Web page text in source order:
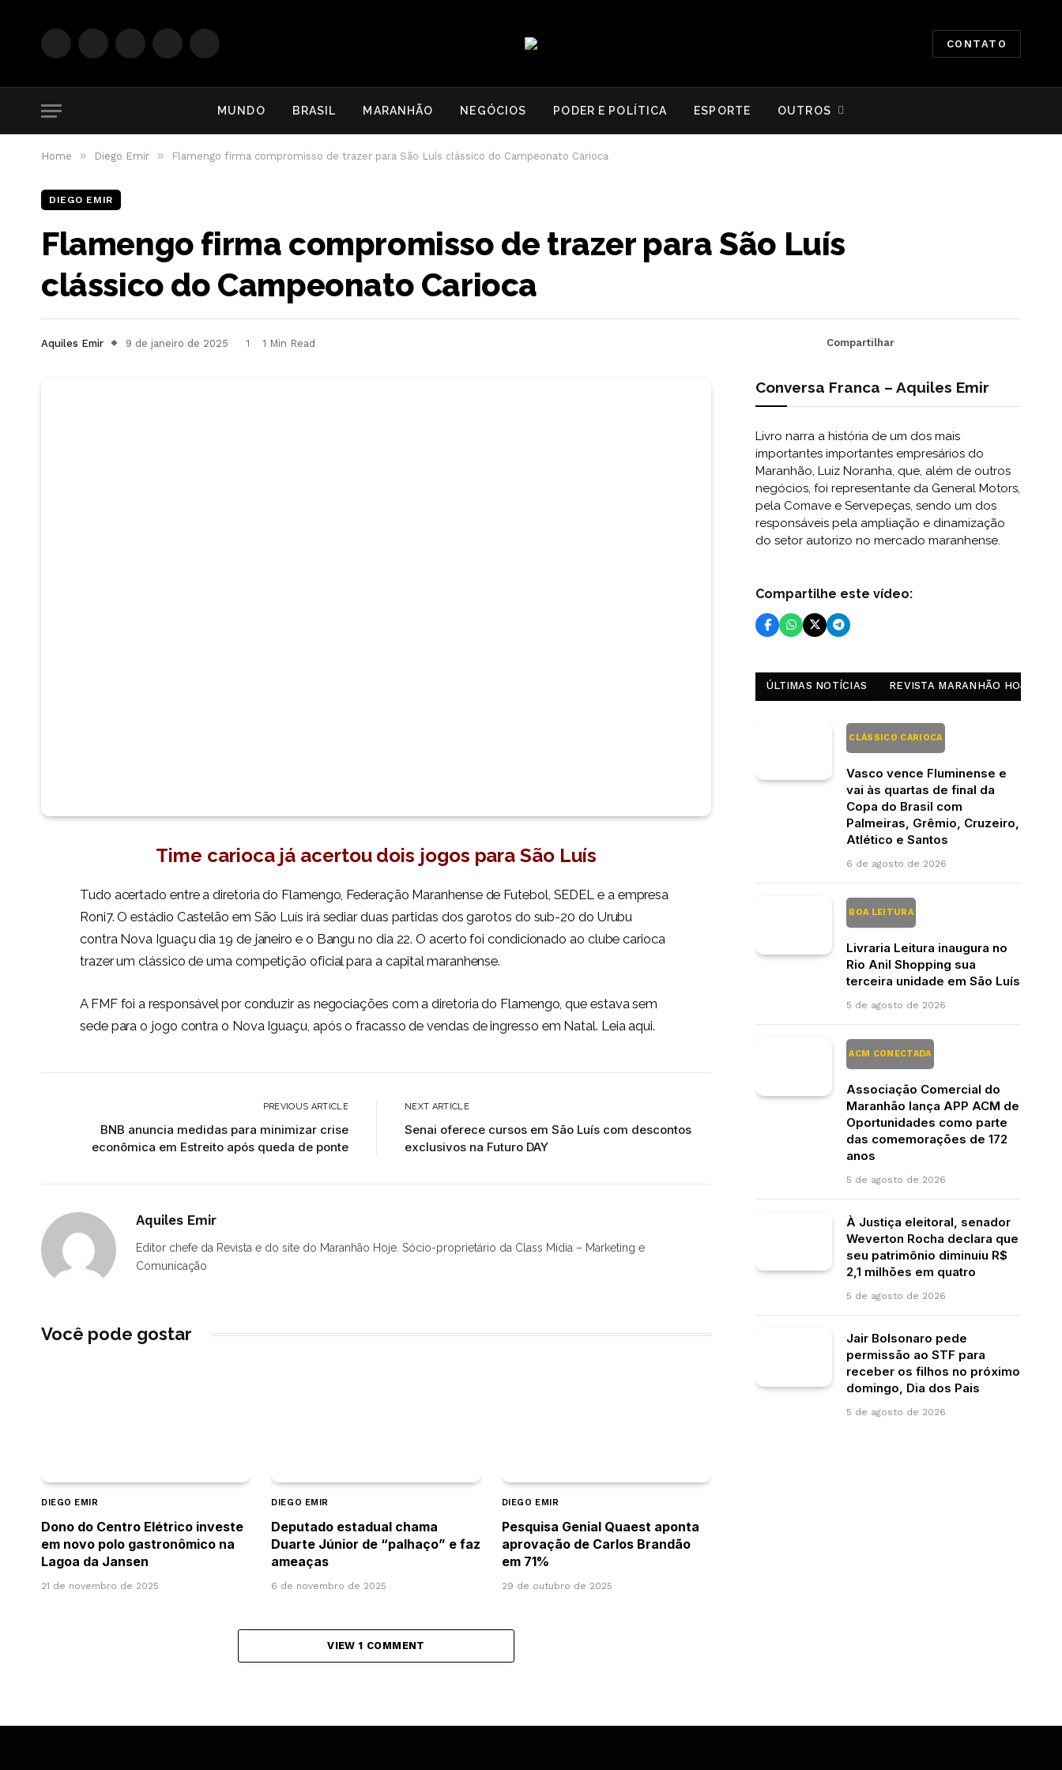
FacebookInstagramYouTube WhatsApp
RSS
CONTATO
MUNDO BRASIL MARANHÃO NEGÓCIOS PODER E POLÍTICA ESPORTE OUTROS
Home » Diego Emir » Flamengo firma compromisso de trazer para São Luís clássico do Campeonato Carioca
DIEGO EMIR
Flamengo firma compromisso de trazer para São Luís
clássico do Campeonato Carioca
Aquiles Emir 9 de janeiro de 2025 1 1 Min Read Compartilhar
Time carioca já acertou dois jogos para São Luís
Tudo acertado entre a diretoria do Flamengo, Federação Maranhense de Futebol, SEDEL e a empresa
Roni7. O estádio Castelão em São Luís irá sediar duas partidas dos garotos do sub-20 do Urubu
contra Nova Iguaçu dia 19 de janeiro e o Bangu no dia 22. O acerto foi condicionado ao clube carioca
trazer um clássico de uma competição oficial para a capital maranhense.
A FMF foi a responsável por conduzir as negociações com a diretoria do Flamengo, que estava sem
sede para o jogo contra o Nova Iguaçu, após o fracasso de vendas de ingresso em Natal. Leiaaqui.
PREVIOUS ARTICLE
BNB anuncia medidas para minimizar crise
econômica em Estreito após queda de ponte
NEXT ARTICLE
Senai oferece cursos em São Luís com descontos
exclusivos na Futuro DAY
Aquiles Emir
Editor chefe da Revista e do site do Maranhão Hoje. Sócio-proprietário da Class Mídia – Marketing e
Comunicação
Você pode gostar
DIEGO EMIR
Dono do Centro Elétrico investe
em novo polo gastronômico na
Lagoa da Jansen
21 de novembro de 2025
DIEGO EMIR
Deputado estadual chama
Duarte Júnior de “palhaço” e faz
ameaças
6 de novembro de 2025
DIEGO EMIR
Pesquisa Genial Quaest aponta
aprovação de Carlos Brandão
em 71%
29 de outubro de 2025
VIEW 1 COMMENT
Conversa Franca – Aquiles Emir
Livro narra a história de um dos mais
importantes importantes empresários do
Maranhão, Luiz Noranha, que, além de outros
negócios, foi representante da General Motors,
pela Comave e Servepeças, sendo um dos
responsáveis pela ampliação e dinamização
do setor autorizo no mercado maranhense.
Compartilhe este vídeo:
ÚLTIMAS NOTÍCIAS REVISTA MARANHÃO HOJE
CLÁSSICO CARIOCA
Vasco vence Fluminense e
vai às quartas de final da
Copa do Brasil com
Palmeiras, Grêmio, Cruzeiro,
Atlético e Santos
6 de agosto de 2026
BOA LEITURA
Livraria Leitura inaugura no
Rio Anil Shopping sua
terceira unidade em São Luís
5 de agosto de 2026
ACM CONECTADA
Associação Comercial do
Maranhão lança APP ACM de
Oportunidades como parte
das comemorações de 172
anos
5 de agosto de 2026
À Justiça eleitoral, senador
Weverton Rocha declara que
seu patrimônio diminuiu R$
2,1 milhões em quatro
5 de agosto de 2026
Jair Bolsonaro pede
permissão ao STF para
receber os filhos no próximo
domingo, Dia dos Pais
5 de agosto de 2026